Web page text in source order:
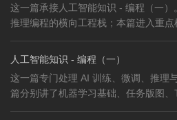
这一篇承接人工智能知识 - 编程（一
推理编程的横向工程栈；本篇进入重点
人工智能知识 - 编程（一）
这一篇专门处理 AI 训练、微调、推理
篇分别讲了机器学习基础、任务版图、